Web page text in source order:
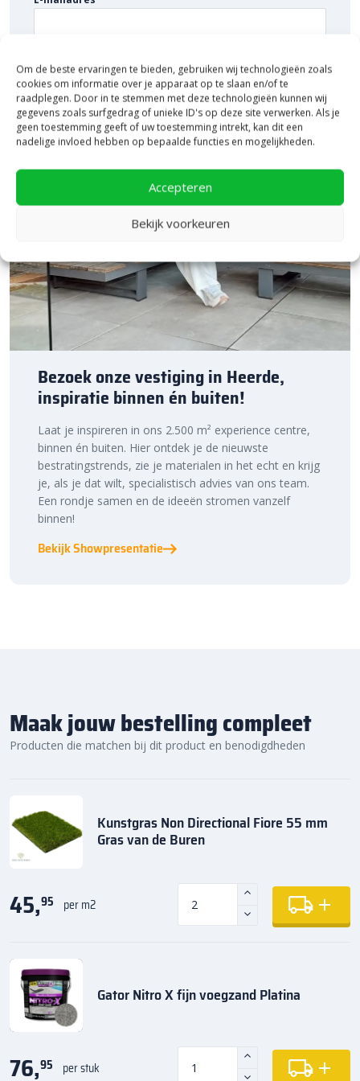
Om de beste ervaringen te bieden, gebruiken wij technologieën zoals
cookies om informatie over je apparaat op te slaan en/of te
raadplegen. Door in te stemmen met deze technologieën kunnen wij
gegevens zoals surfgedrag of unieke ID's op deze site verwerken. Als je
geen toestemming geeft of uw toestemming intrekt, kan dit een
nadelige invloed hebben op bepaalde functies en mogelijkheden.
Accepteren
Bekijk voorkeuren
Bezoek onze vestiging in Heerde,
inspiratie binnen én buiten!
Laat je inspireren in ons 2.500 m² experience centre,
binnen én buiten. Hier ontdek je de nieuwste
bestratingstrends, zie je materialen in het echt en krijg
je, als je dat wilt, specialistisch advies van ons team.
Een rondje samen en de ideeën stromen vanzelf
binnen!
Bekijk Showpresentatie
Maak jouw bestelling compleet
Producten die matchen bij dit product en benodigdheden
Kunstgras Non Directional Fiore 55 mm
Gras van de Buren
45,95 per m2
Gator Nitro X fijn voegzand Platina
76,95 per stuk